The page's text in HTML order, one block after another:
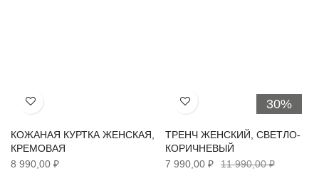
Хочу!
КОЖАНАЯ КУРТКА ЖЕНСКАЯ,
КРЕМОВАЯ
8 990,00 ₽
30%
Хочу!
ТРЕНЧ ЖЕНСКИЙ, СВЕТЛО-
КОРИЧНЕВЫЙ
7 990,00 ₽
11 990,00 ₽